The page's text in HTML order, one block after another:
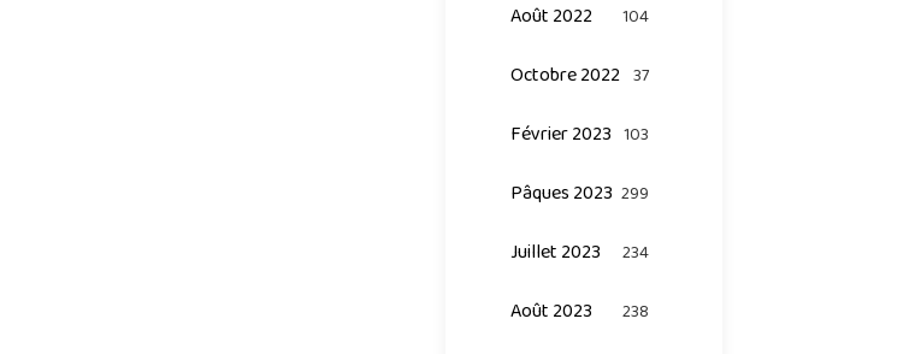
Août 2022 104
Octobre 2022 37
Février 2023 103
Pâques 2023 299
Juillet 2023 234
Août 2023 238